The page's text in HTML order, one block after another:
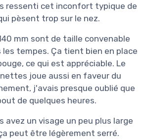
ressenti cet inconfort typique de
pèsent trop sur le nez.
mm sont de taille convenable
tempes. Ça tient bien en place
ce qui est appréciable. Le
joue aussi en faveur du
j'avais presque oublié que
de quelques heures.
avez un visage un peu plus large
peut être légèrement serré.